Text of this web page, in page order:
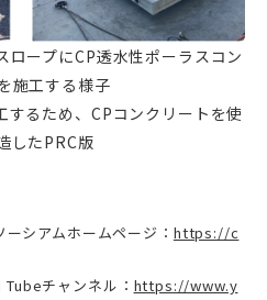
ロープにCP透水性ポーラスコン
施工する様子
するため、CPコンクリートを使
したPRC版
ーシアムホームページ： https://c
チャンネル： https://www.y